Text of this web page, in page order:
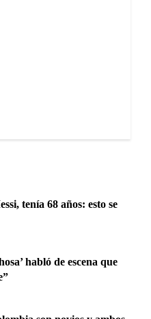
tenía 68 años: esto se
habló de escena que